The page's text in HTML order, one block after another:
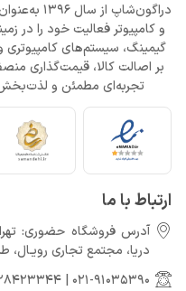
و کامپیوتر فعالیت خود را در
گیمینگ، سیستم‌های کامپیوتری
بر اصالت کالا، قیمت‌گذاری
تجربه‌ای مطمئن و لذت‌بخش
ارتباط با ما
آدرس فروشگاه حضوری:
دريا، مجتمع تجارى رويـال، طبقه اول، واحد
021-91035390